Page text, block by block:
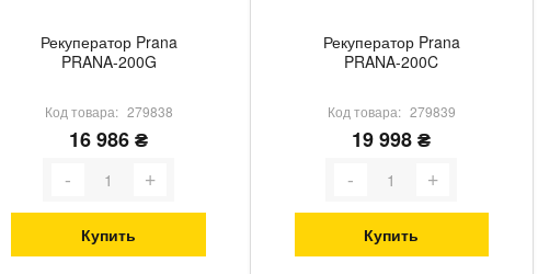
Рекуператор Prana
PRANA-200G
Код товара: 279838
16 986 ₴
Купить
Рекуператор Prana
PRANA-200C
Код товара: 279839
19 998 ₴
Купить